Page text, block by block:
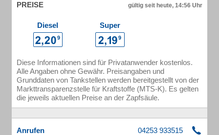
PREISE gültig seit heute, 14:56 Uhr
Diesel Super
Diese Informationen sind für Privatanwender kostenlos.
Alle Angaben ohne Gewähr. Preisangaben und
Grunddaten von Tankstellen werden bereitgestellt von der
Markttransparenzstelle für Kraftstoffe (MTS-K). Es gelten
die jeweils aktuellen Preise an der Zapfsäule.
Anrufen